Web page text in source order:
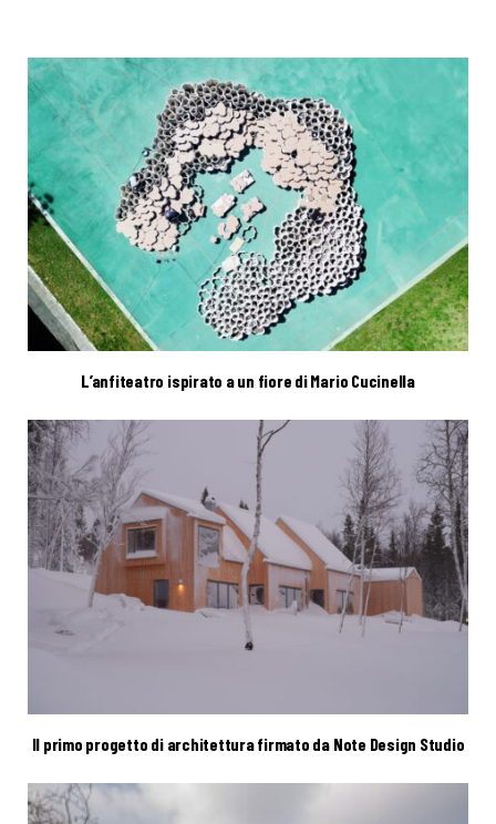
L’anfiteatro ispirato a un fiore di Mario Cucinella
Il primo progetto di architettura firmato da Note Design Studio